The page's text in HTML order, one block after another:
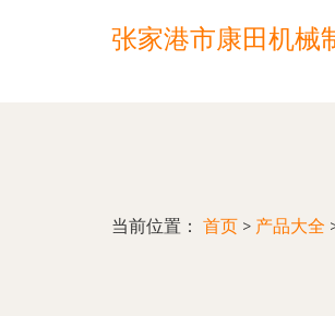
张家港市康田机械
当前位置： 首页 > 产品大全